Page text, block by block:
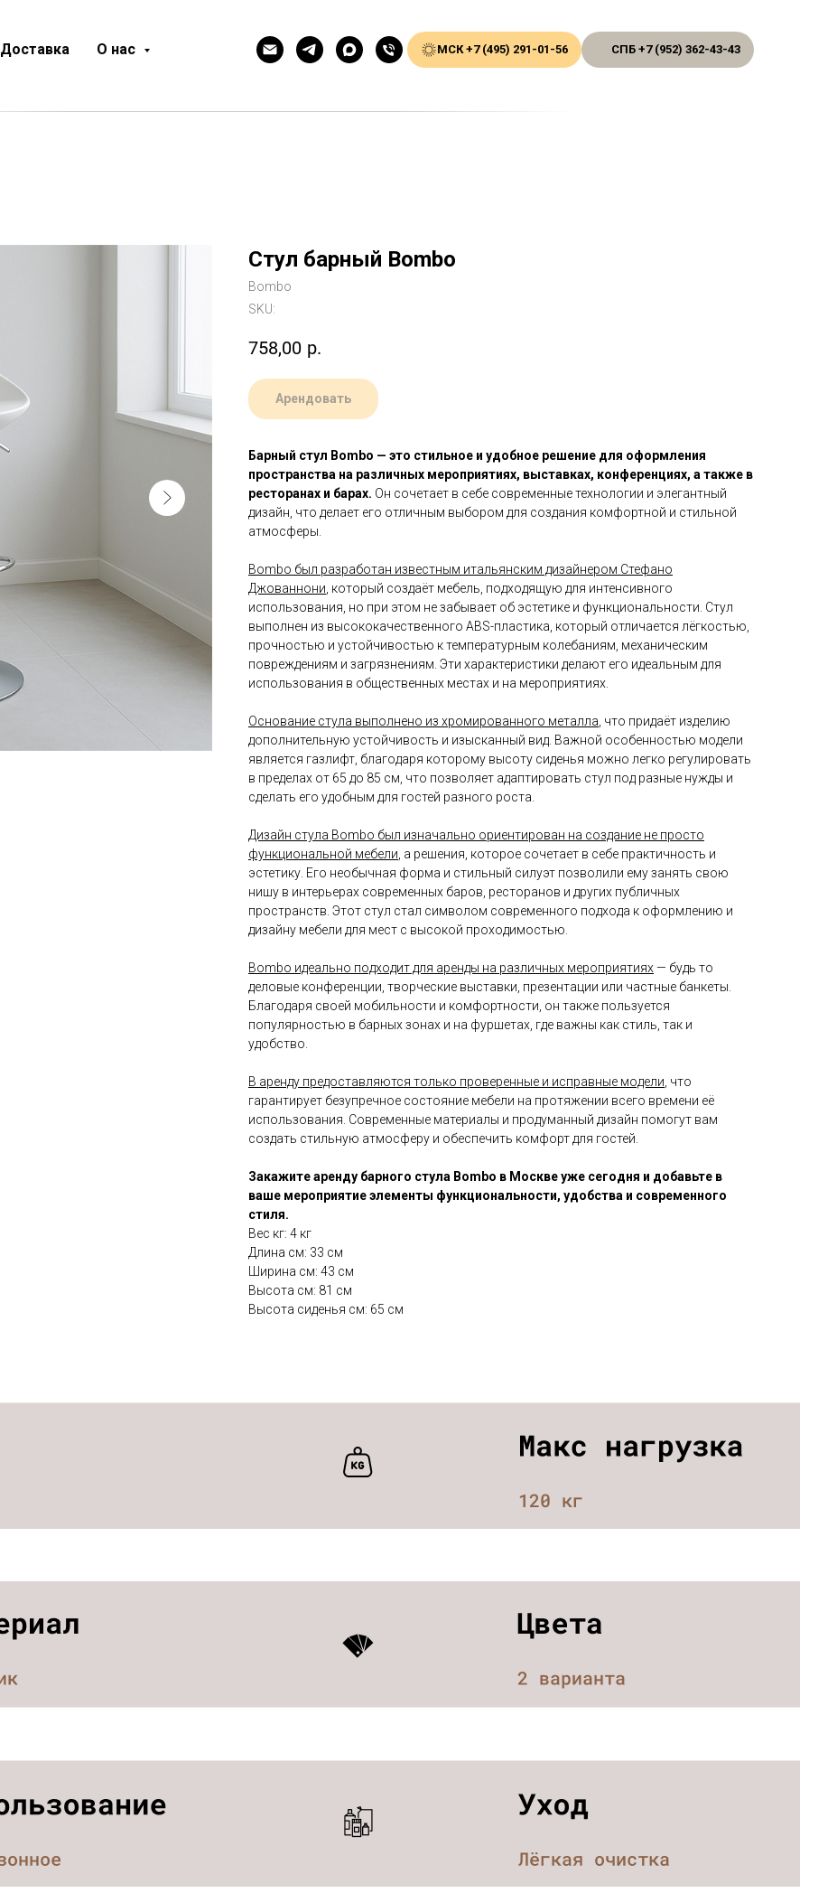
Доставка О нас МСК +7 (495) 291-01-56 СПБ +7 (952) 362-43-43
Стул барный Bombo
Bombo
SKU:
758,00 р.
Арендовать
Барный стул Bombo — это стильное и удобное решение для оформления
пространства на различных мероприятиях, выставках, конференциях, а также в
ресторанах и барах. Он сочетает в себе современные технологии и элегантный
дизайн, что делает его отличным выбором для создания комфортной и стильной
атмосферы.
Bombo был разработан известным итальянским дизайнером Стефано
Джованнони , который создаёт мебель, подходящую для интенсивного
использования, но при этом не забывает об эстетике и функциональности. Стул
выполнен из высококачественного ABS-пластика, который отличается лёгкостью,
прочностью и устойчивостью к температурным колебаниям, механическим
повреждениям и загрязнениям. Эти характеристики делают его идеальным для
использования в общественных местах и на мероприятиях.
Основание стула выполнено из хромированного металла , что придаёт изделию
дополнительную устойчивость и изысканный вид. Важной особенностью модели
является газлифт, благодаря которому высоту сиденья можно легко регулировать
в пределах от 65 до 85 см, что позволяет адаптировать стул под разные нужды и
сделать его удобным для гостей разного роста.
Дизайн стула Bombo был изначально ориентирован на создание не просто
функциональной мебели , а решения, которое сочетает в себе практичность и
эстетику. Его необычная форма и стильный силуэт позволили ему занять свою
нишу в интерьерах современных баров, ресторанов и других публичных
пространств. Этот стул стал символом современного подхода к оформлению и
дизайну мебели для мест с высокой проходимостью.
Bombo идеально подходит для аренды на различных мероприятиях— будь то
деловые конференции, творческие выставки, презентации или частные банкеты.
Благодаря своей мобильности и комфортности, он также пользуется
популярностью в барных зонах и на фуршетах, где важны как стиль, так и
удобство.
В аренду предоставляются только проверенные и исправные модели , что
гарантирует безупречное состояние мебели на протяжении всего времени её
использования. Современные материалы и продуманный дизайн помогут вам
создать стильную атмосферу и обеспечить комфорт для гостей.
Закажите аренду барного стула Bombo в Москве уже сегодня и добавьте в
ваше мероприятие элементы функциональности, удобства и современного
стиля.
Вес кг: 4 кг
Длина см: 33 см
Ширина см: 43 см
Высота см: 81 см
Высота сиденья см: 65 см